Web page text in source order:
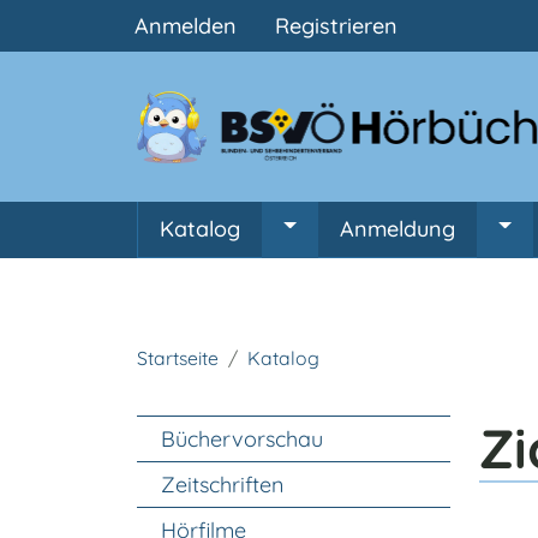
Benutzermenü
Anmelden Registrieren
Hauptnavigation
Katalog Untermenü von Katalog
Anmeldung
Startseite Katalog
Unter Navigation
Büchervorschau
Zeitschriften
Hörfilme